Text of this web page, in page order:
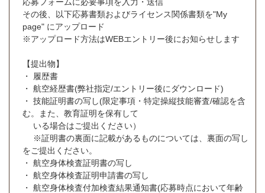
その後、以下応募書類およびライセンス関係書類を"My
page" にアップロード
※アップロード方法はWEBエントリー後にお知らせします
【提出物】
・ 履歴書
・ 航空経歴書(弊社指定/エントリー後にダウンロード)
・ 技能証明書の写し(限定事項・特定操縦技能審査/確認を含
む。また、教育証明を保有して
いる場合はご提出ください）
※証明書の裏面に記載があるものについては、裏面の写し
をご提出ください。
・ 航空身体検査証明書の写し
・ 航空身体検査証明申請書の写し
・ 航空身体検査付加検査結果通知書(応募時点において年齢